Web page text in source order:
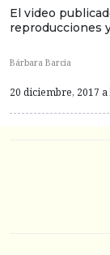
El video
reproducciones
Bárbara Barcia
20 diciembre, 2017 a